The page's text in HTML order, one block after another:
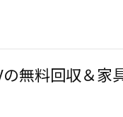
無料回収＆家